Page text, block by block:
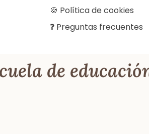
🍪 Política de cookies
❓ Preguntas frecuentes
de